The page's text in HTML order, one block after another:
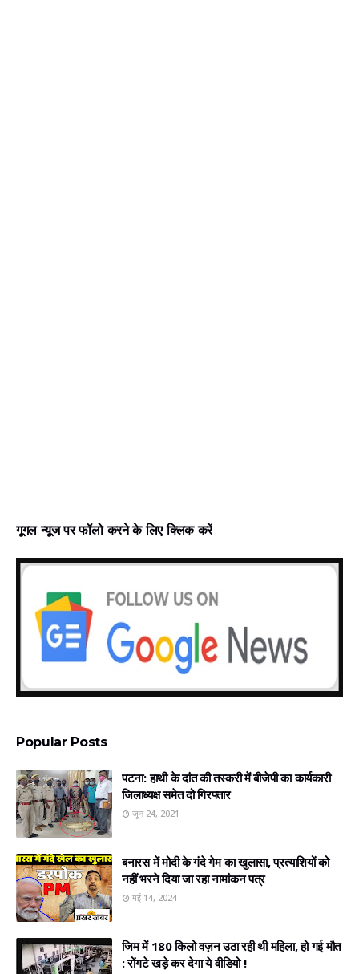
गूगल न्‍यूज पर फॉलो करने के लिए क्लिक करें
Popular Posts
पटना: हाथी के दांत की तस्करी में बीजेपी का कार्यकारी
जिलाध्यक्ष समेत दो गिरफ्तार
जून 24, 2021
बनारस में मोदी के गंदे गेम का खुलासा, प्रत्‍याशियों को
नहीं भरने दिया जा रहा नामांकन पत्र
मई 14, 2024
जिम में 180 किलो वज़न उठा रही थी महिला, हो गई मौत
: रोंगटे खड़े कर देगा ये वीडियो !